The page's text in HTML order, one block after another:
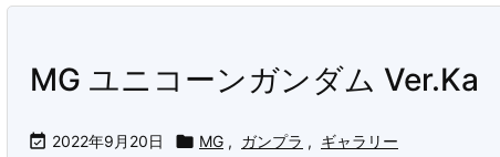
MG ユニコーンガンダム Ver.Ka
 2022年9月20日  MG , ガンプラ , ギャラリー